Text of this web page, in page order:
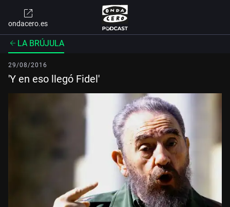
ondacero.es
LA BRÚJULA
29/08/2016
'Y en eso llegó Fidel'